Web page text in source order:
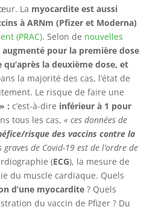
La myocardite est aussi
à ARNm (Pfizer et Moderna)
(PRAC). Selon de nouvelles
pour la première dose
la deuxième dose, et
la majorité des cas, l’état de
Le risque de faire une
: c’est-à-dire inférieur à 1 pour
tous les cas, « ces données de
risque des vaccins contre la
de Covid-19 est de l’ordre de
(ECG), la mesure de
du muscle cardiaque. Quels
d’une myocardite ? Quels
du vaccin de Pfizer ? Du